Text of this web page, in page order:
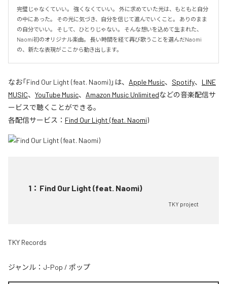
完璧じゃなくていい。 強くなくていい。 外に求めていた光は、もともと自分
の中にあった。 その光に気づき、自分を信じて進んでいくこと。 ありのまま
の自分でいい。 そして、ひとりじゃない。 そんな想いを込めて生まれた、
Naomi初のオリジナル楽曲。 長い時間を経て再び歌うことを選んだNaomi
の、新たな表現がここから動き出します。
なお「Find Our Light (feat. Naomi)」は、 Apple Music、 Spotify、 LINE
MUSIC、 YouTube Music、 Amazon Music Unlimitedなどの音楽配信サ
ービスで聴くことができる。
各配信サービス： Find Our Light (feat. Naomi)
1 ： Find Our Light (feat. Naomi)
TKY project
TKY Records
ジャンル： J-Pop / ポップ